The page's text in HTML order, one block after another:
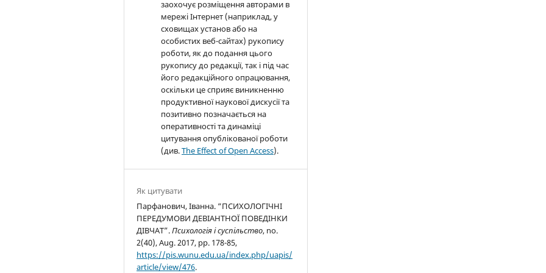
заохочує розміщення авторами в
мережі Інтернет (наприклад, у
сховищах установ або на
особистих веб-сайтах) рукопису
роботи, як до подання цього
рукопису до редакції, так і під час
його редакційного опрацювання,
оскільки це сприяє виникненню
продуктивної наукової дискусії та
позитивно позначається на
оперативності та динаміці
цитування опублікованої роботи
(див.The Effect of Open Access).
Як цитувати
Парфанович, Іванна. “ПСИХОЛОГІЧНІ
ПЕРЕДУМОВИ ДЕВІАНТНОЇ ПОВЕДІНКИ
ДІВЧАТ”.Психологія і суспільство, no.
2(40), Aug. 2017, pp. 178-85,
https://pis.wunu.edu.ua/index.php/uapis/
article/view/476.